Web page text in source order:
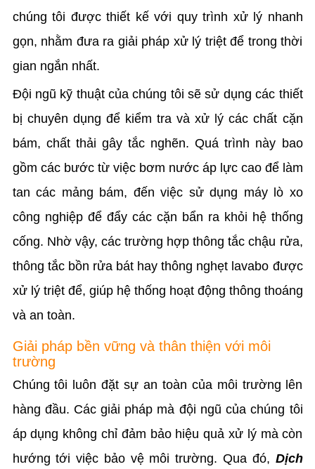
chúng tôi được thiết kế với quy trình xử lý nhanh
gọn, nhằm đưa ra giải pháp xử lý triệt để trong thời
gian ngắn nhất.
Đội ngũ kỹ thuật của chúng tôi sẽ sử dụng các thiết
bị chuyên dụng để kiểm tra và xử lý các chất cặn
bám, chất thải gây tắc nghẽn. Quá trình này bao
gồm các bước từ việc bơm nước áp lực cao để làm
tan các mảng bám, đến việc sử dụng máy lò xo
công nghiệp để đẩy các cặn bẩn ra khỏi hệ thống
cống. Nhờ vậy, các trường hợp thông tắc chậu rửa,
thông tắc bồn rửa bát hay thông nghẹt lavabo được
xử lý triệt để, giúp hệ thống hoạt động thông thoáng
và an toàn.
Giải pháp bền vững và thân thiện với môi
trường
Chúng tôi luôn đặt sự an toàn của môi trường lên
hàng đầu. Các giải pháp mà đội ngũ của chúng tôi
áp dụng không chỉ đảm bảo hiệu quả xử lý mà còn
hướng tới việc bảo vệ môi trường. Qua đó, Dịch